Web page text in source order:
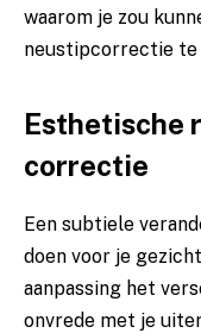
waarom je zou
neustipcorrectie te
Esthetische
correctie
Een subtiele
doen voor je
aanpassing het
onvrede met je